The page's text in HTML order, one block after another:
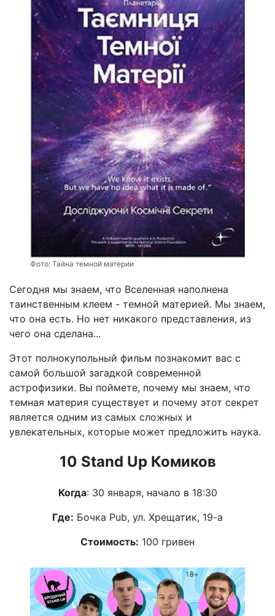
Фото: Тайна темной материи
Сегодня мы знаем, что Вселенная наполнена
таинственным клеем - темной материей. Мы знаем,
что она есть. Но нет никакого представления, из
чего она сделана...
Этот полнокупольный фильм познакомит вас с
самой большой загадкой современной
астрофизики. Вы поймете, почему мы знаем, что
темная материя существует и почему этот секрет
является одним из самых сложных и
увлекательных, которые может предложить наука.
10 Stand Up Комиков
Когда: 30 января, начало в 18:30
Где: Бочка Pub, ул. Хрещатик, 19-а
Стоимость: 100 гривен